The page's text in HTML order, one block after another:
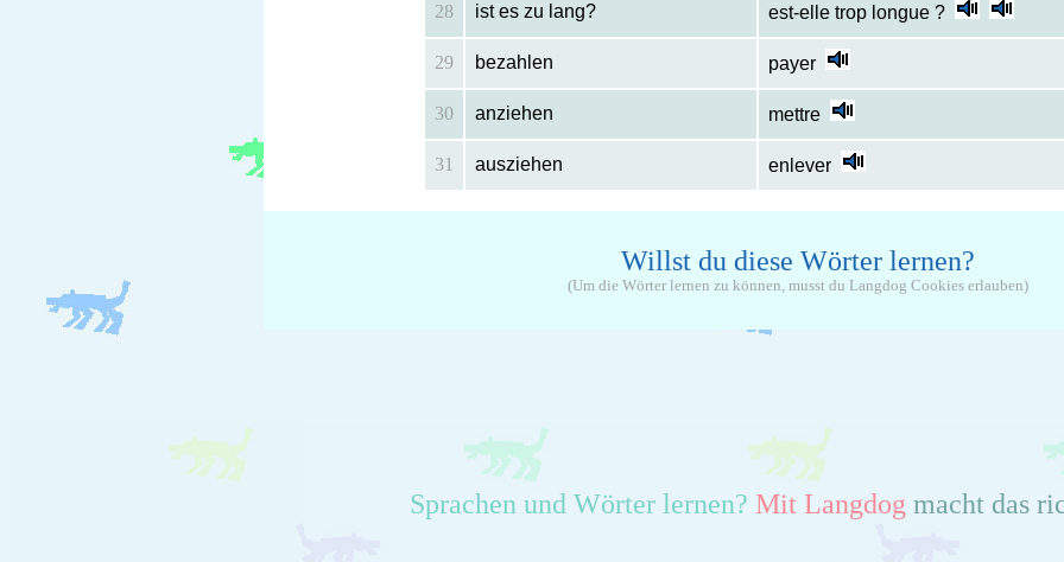
28 ist es zu lang? est-elle trop longue ?
29 bezahlen payer
30 anziehen mettre
31 ausziehen enlever
Willst du diese Wörter lernen?
(Um die Wörter lernen zu können, musst du Langdog Cookies erlauben)
Sprachen und Wörter lernen? Mit Langdog macht das